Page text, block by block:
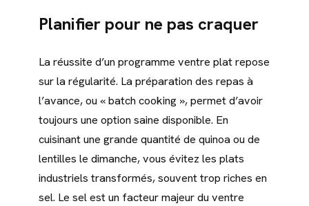
Planifier pour ne pas craquer
La réussite d’un programme ventre plat repose
sur la régularité. La préparation des repas à
l’avance, ou « batch cooking », permet d’avoir
toujours une option saine disponible. En
cuisinant une grande quantité de quinoa ou de
lentilles le dimanche, vous évitez les plats
industriels transformés, souvent trop riches en
sel. Le sel est un facteur majeur du ventre